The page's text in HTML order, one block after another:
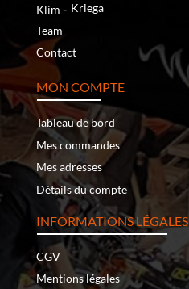
Klim ‐ Kriega
Team
Contact
MON COMPTE
Tableau de bord
Mes commandes
Mes adresses
Détails du compte
INFORMATIONS LÉGALES
CGV
Mentions légales